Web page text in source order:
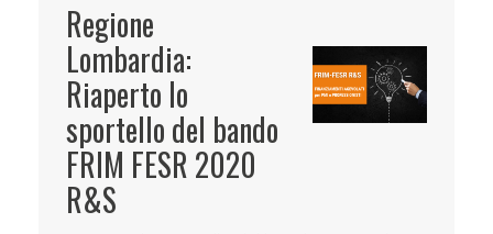
Regione
Lombardia:
Riaperto lo
sportello del bando
FRIM FESR 2020
R&S